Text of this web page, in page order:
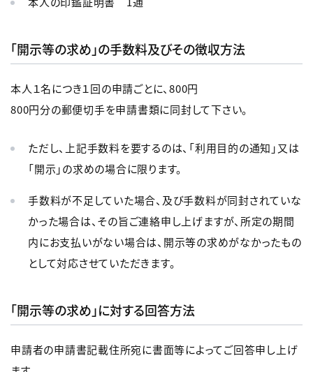
「開示等の求め」の手数料及びその徴収方法
本人１名につき１回の申請ごとに、800円
800円分の郵便切手を申請書類に同封して下さい。
ただし、上記手数料を要するのは、「利用目的の通知」又は
「開示」の求めの場合に限ります。
手数料が不足していた場合、及び手数料が同封されていな
かった場合は、その旨ご連絡申し上げますが、所定の期間
内にお支払いがない場合は、開示等の求めがなかったもの
として対応させていただきます。
「開示等の求め」に対する回答方法
申請者の申請書記載住所宛に書面等によってご回答申し上げ